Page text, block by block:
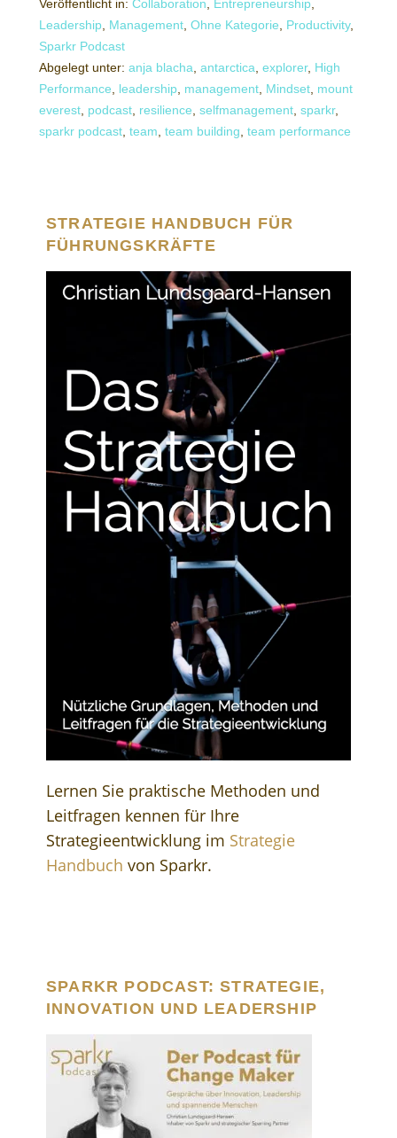
Veröffentlicht in: Collaboration Entrepreneurship
Leadership Management Ohne Kategorie Productivity,
Sparkr Podcast
Abgelegt unter: anja blacha antarctica explorer, High
Performance
leadership management Mindset mount
everest podcast resilience selfmanagement sparkr,
sparkr podcast team team building team performance
STRATEGIE HANDBUCH FÜR
FÜHRUNGSKRÄFTE
Lernen Sie praktische Methoden und
Leitfragen kennen für Ihre
Strategieentwicklung im Strategie
Handbuch von Sparkr.
SPARKR PODCAST: STRATEGIE,
INNOVATION UND LEADERSHIP